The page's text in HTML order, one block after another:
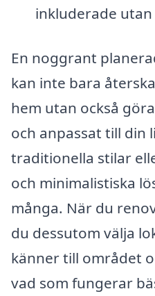
inkluderade
En noggrant
kan inte bara
hem utan också
och anpassat till din
traditionella stilar
och minimalistiska
många. När du
du dessutom välja
känner till området
vad som fungerar